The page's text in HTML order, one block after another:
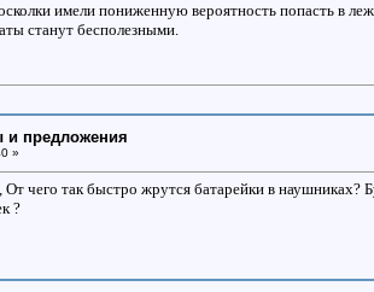
имели пониженную вероятность попасть в
станут бесполезными.
и предложения
»
чего так быстро жрутся батарейки в наушниках?
?